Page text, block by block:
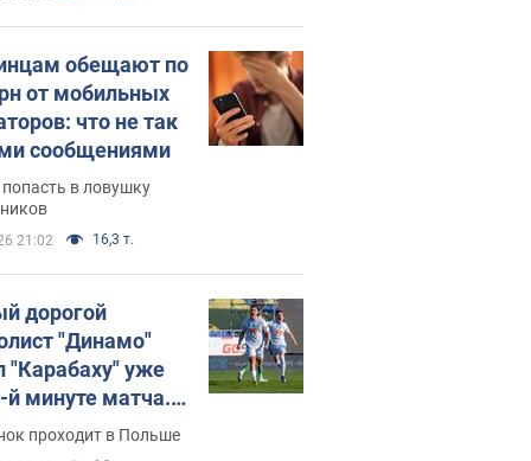
обещают по
от мобильных
что не так
сообщениями
попасть в ловушку
21:02 16,3 т.
дорогой
"Динамо"
"Карабаху" уже
й минуте матча.
проходит в Польше